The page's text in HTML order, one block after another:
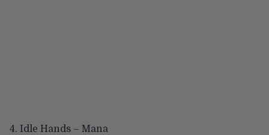
4. Idle Hands – Mana